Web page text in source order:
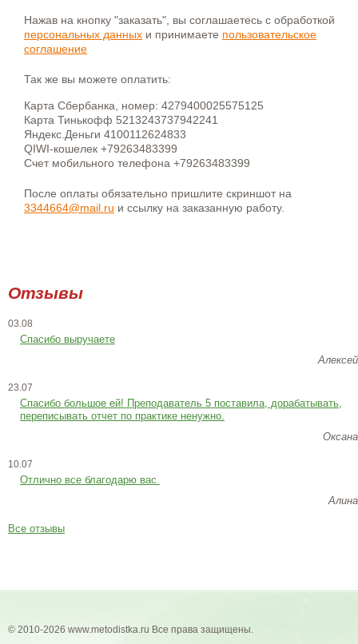
Нажав на кнопку "заказать", вы соглашаетесь с обработкой
персональных данных и принимаете пользовательское
соглашение
Так же вы можете оплатить:
Карта Сбербанка, номер: 4279400025575125
Карта Тинькофф 5213243737942241
Яндекс.Деньги 4100112624833
QIWI-кошелек +79263483399
Счет мобильного телефона +79263483399
После оплаты обязательно пришлите скриншот на
3344664@mail.ru и ссылку на заказанную работу.
Отзывы
03.08
Спасибо выручаете
Алексей
23.07
Cпасибо большое ей! Преподаватель 5 поставила, дорабатывать,
переписывать отчет по практике ненужно.
Оксана
10.07
Отлично все благодарю вас
Алина
Все отзывы
© 2010-2026 www.metodistka.ru Все права защищены.